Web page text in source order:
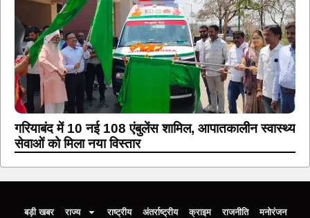
गरियाबंद में 10 नई 108 एंबुलेंस शामिल, आपातकालीन स्वास्थ्य
सेवाओं को मिला नया विस्तार
बड़ी खबर राज्य राष्ट्रीय अंतर्राष्ट्रीय क्राइम राजनीति
मनोरंजन